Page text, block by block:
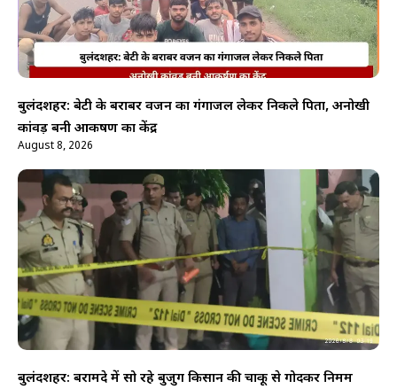
बुलंदशहर: बेटी के बराबर वजन का गंगाजल लेकर निकले पिता, अनोखी
कांवड़ बनी आकर्षण का केंद्र
August 8, 2026
बुलंदशहर: बरामदे में सो रहे बुजुर्ग किसान की चाकू से गोदकर निर्मम